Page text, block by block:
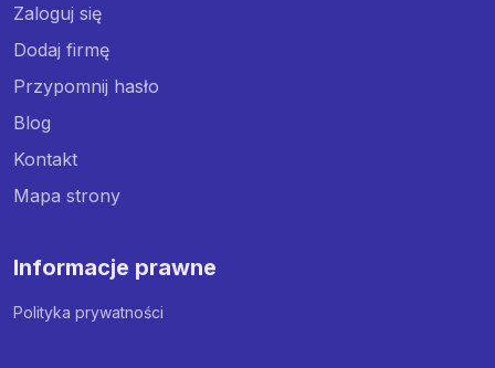
Zaloguj się
Dodaj firmę
Przypomnij hasło
Blog
Kontakt
Mapa strony
Informacje prawne
Polityka prywatności